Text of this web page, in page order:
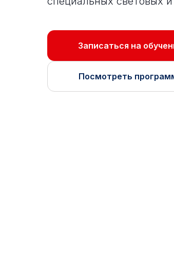
Записаться на
Посмотреть